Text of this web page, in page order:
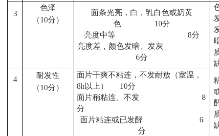
3
色泽
（10分）
面条光亮，白，乳白色或奶黄
色
10分
亮度中等
8分
亮度差，颜色发暗、发灰
6分
4
耐发性
（10分）
面片干爽不粘连，不发耐放（室温，
8h 以上） 10分
面片稍粘连、不发
8
分
面片粘连或已发酵
6
分